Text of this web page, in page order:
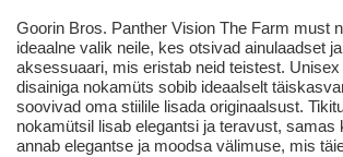
Goorin Bros. Panther Vision The Farm must
ideaalne valik neile, kes otsivad ainulaadset
aksessuaari, mis eristab neid teistest.
disainiga nokamüts sobib ideaalselt
soovivad oma stiilile lisada originaalsust.
nokamütsil lisab elegantsi ja teravust, samas
annab elegantse ja moodsa välimuse, mis